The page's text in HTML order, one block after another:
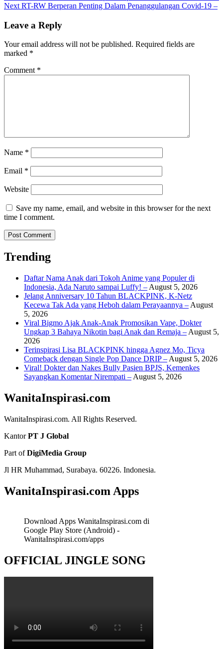
navigation
Next RT-RW Berperan Penting Dalam Penanggulangan Covid-19 –
Leave a Reply
Your email address will not be published. Required fields are
marked *
Comment *
Name *
Email *
Website
Save my name, email, and website in this browser for the next
time I comment.
Trending
Daftar Nama Anak dari Tokoh Anime yang Populer di
Indonesia, Ada Naruto sampai Luffy! – August 5, 2026
Jelang Anniversary 10 Tahun BLACKPINK, K-Netz
Kecewa Tak Ada yang Heboh dalam Perayaannya – August
5, 2026
Viral Bigmo Ajak Anak-Anak Promosikan Vape, Dokter
Ungkap 3 Bahaya Nikotin bagi Anak dan Remaja – August 5,
2026
Terinspirasi Lisa BLACKPINK hingga Agnez Mo, Ticya
Comeback dengan Single Pop Dance DRIP – August 5, 2026
Viral! Dokter dan Nakes Bully Pasien BPJS, Kemenkes
Sayangkan Komentar Nirempati – August 5, 2026
WanitaInspirasi.com
WanitaInspirasi.com. All Rights Reserved.
KantorPT J Global
Part ofDigiMedia Group
Jl HR Muhammad, Surabaya. 60226. Indonesia.
WanitaInspirasi.com Apps
Download Apps WanitaInspirasi.com di
Google Play Store (Android) -
WanitaInspirasi.com/apps
OFFICIAL JINGLE SONG